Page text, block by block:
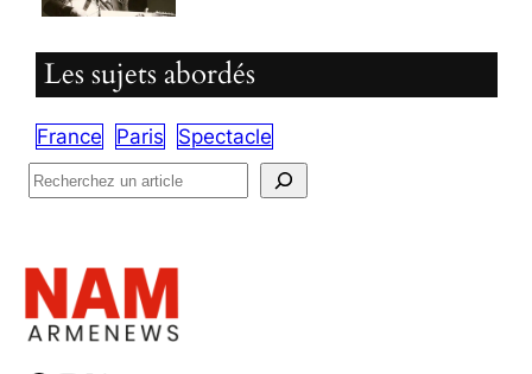
Les sujets abordés
France Paris
Spectacle
R
h
e
r